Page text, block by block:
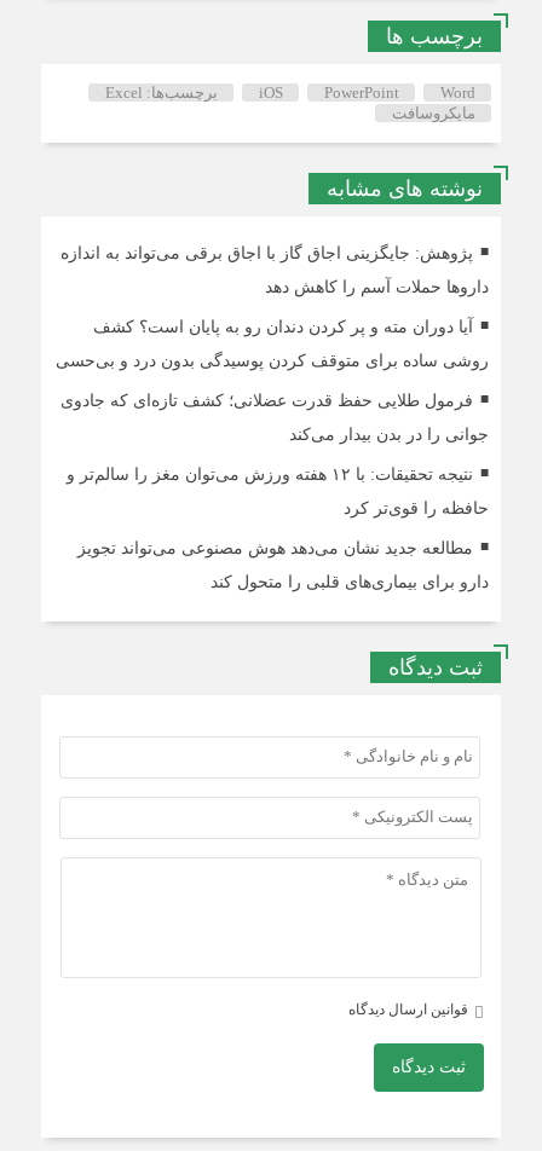
برچسب ها
iOS PowerPoint Word
برچسب‌ها: Excel
مایکروسافت
نوشته های مشابه
پژوهش: جایگزینی اجاق گاز با اجاق برقی می‌تواند به اندازه
داروها حملات آسم را کاهش دهد
آیا دوران مته و پر کردن دندان رو به پایان است؟ کشف
روشی ساده برای متوقف کردن پوسیدگی بدون درد و بی‌حسی
فرمول طلایی حفظ قدرت عضلانی؛ کشف تازه‌ای که جادوی
جوانی را در بدن بیدار می‌کند
نتیجه تحقیقات: با ۱۲ هفته ورزش می‌توان مغز را سالم‌تر و
حافظه را قوی‌تر کرد
مطالعه جدید نشان می‌دهد هوش مصنوعی می‌تواند تجویز
دارو برای بیماری‌های قلبی را متحول کند
ثبت دیدگاه
قوانین ارسال دیدگاه
ثبت دیدگاه